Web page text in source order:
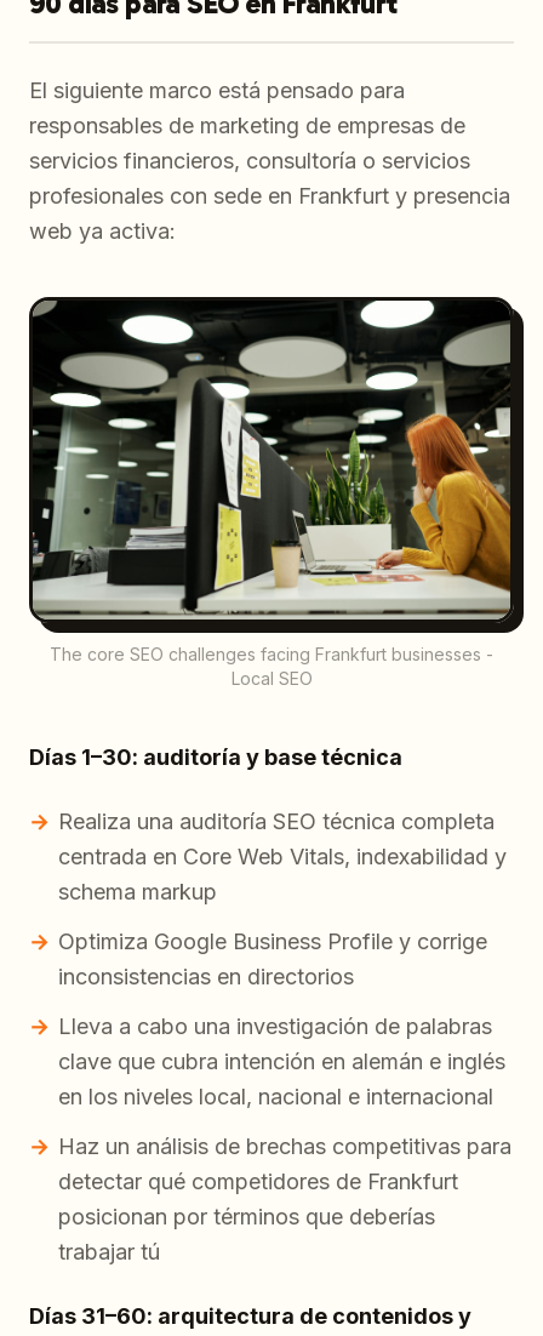
El siguiente marco está pensado para
responsables de marketing de empresas de
servicios financieros, consultoría o servicios
profesionales con sede en Frankfurt y presencia
web ya activa:
The core SEO challenges facing Frankfurt businesses -
Local SEO
Días 1–30: auditoría y base técnica
Realiza una auditoría SEO técnica completa
centrada en Core Web Vitals, indexabilidad y
schema markup
Optimiza Google Business Profile y corrige
inconsistencias en directorios
Lleva a cabo una investigación de palabras
clave que cubra intención en alemán e inglés
en los niveles local, nacional e internacional
Haz un análisis de brechas competitivas para
detectar qué competidores de Frankfurt
posicionan por términos que deberías
trabajar tú
Días 31–60: arquitectura de contenidos y